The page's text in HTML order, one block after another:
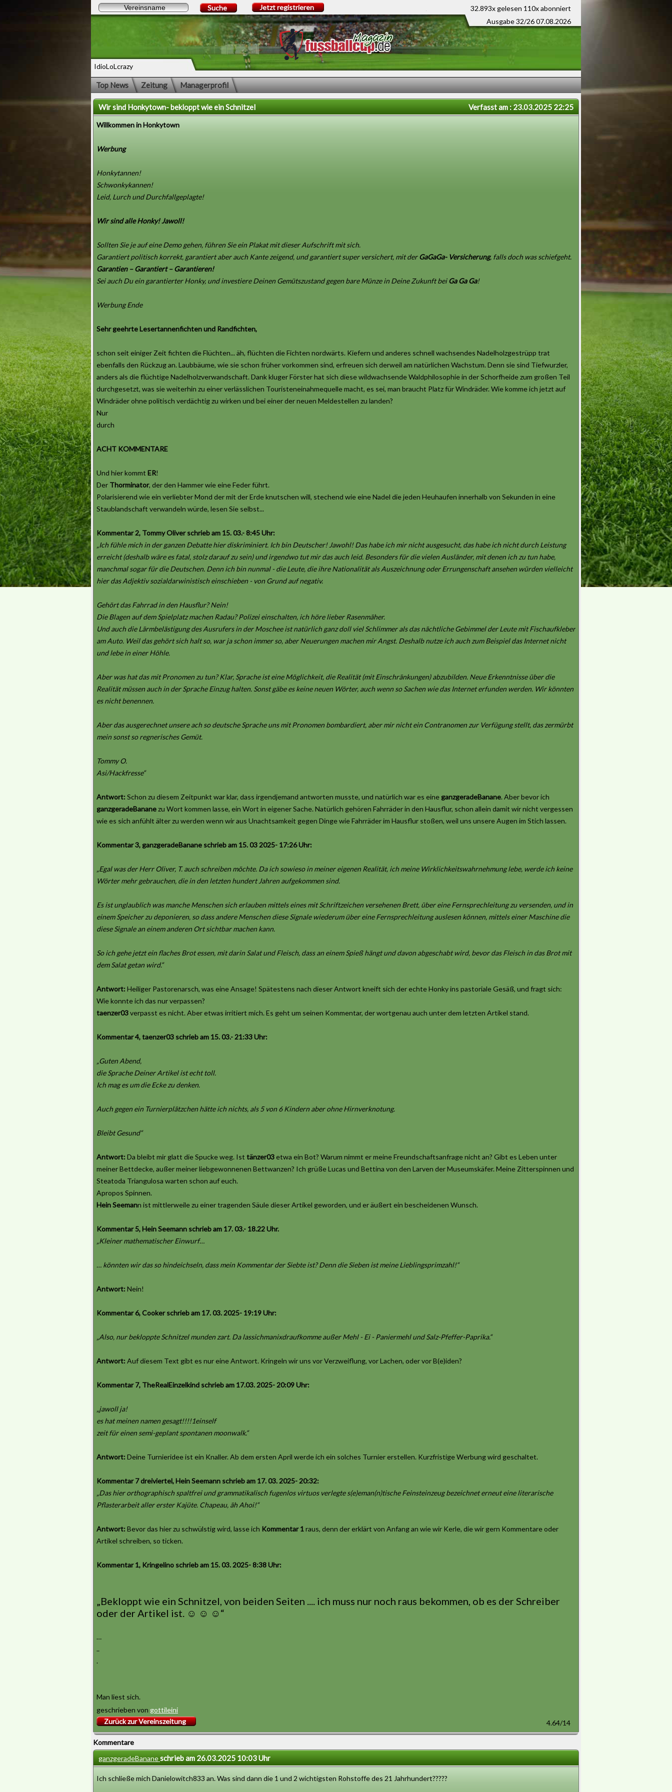
32.893x gelesen 110x abonniert
Ausgabe 32/26 07.08.2026
IdioLoLcrazy
Suche Jetzt registrieren
Top News Zeitung Managerprofil
Wir sind Honkytown- bekloppt wie ein Schnitzel Verfasst am : 23.03.2025 22:25
Willkommen in Honkytown
Werbung
Honkytannen!
Schwonkykannen!
Leid, Lurch und Durchfallgeplagte!
Wir sind alle Honky! Jawoll!
Sollten Sie je auf eine Demo gehen, führen Sie ein Plakat mit dieser Aufschrift mit sich.
Garantiert politisch korrekt, garantiert aber auch Kante zeigend, und garantiert super versichert, mit derGaGaGa- Versicherung, falls doch was schiefgeht.
Garantien – Garantiert – Garantieren!
Sei auch Du ein garantierter Honky, und investiere Deinen Gemütszustand gegen bare Münze in Deine Zukunft beiGa Ga Ga!
Werbung Ende
Sehr geehrte Lesertannenfichten und Randfichten,
schon seit einiger Zeit fichten die Flüchten... äh, flüchten die Fichten nordwärts. Kiefern und anderes schnell wachsendes Nadelholzgestrüpp trat
ebenfalls den Rückzug an. Laubbäume, wie sie schon früher vorkommen sind, erfreuen sich derweil am natürlichen Wachstum. Denn sie sind Tiefwurzler,
anders als die flüchtige Nadelholzverwandschaft. Dank kluger Förster hat sich diese wildwachsende Waldphilosophie in der Schorfheide zum großen Teil
durchgesetzt, was sie weiterhin zu einer verlässlichen Touristeneinahmequelle macht, es sei, man braucht Platz für Windräder. Wie komme ich jetzt auf
Windräder ohne politisch verdächtig zu wirken und bei einer der neuen Meldestellen zu landen?
Nur
durch
ACHT KOMMENTARE
Und hier kommt ER!
Der Thorminator, der den Hammer wie eine Feder führt.
Polarisierend wie ein verliebter Mond der mit der Erde knutschen will, stechend wie eine Nadel die jeden Heuhaufen innerhalb von Sekunden in eine
Staublandschaft verwandeln würde, lesen Sie selbst...
Kommentar 2, Tommy Oliver schrieb am 15. 03.- 8:45 Uhr:
„Ich fühle mich in der ganzen Debatte hier diskriminiert. Ich bin Deutscher! Jawohl! Das habe ich mir nicht ausgesucht, das habe ich nicht durch Leistung
erreicht (deshalb wäre es fatal, stolz darauf zu sein) und irgendwo tut mir das auch leid. Besonders für die vielen Ausländer, mit denen ich zu tun habe,
manchmal sogar für die Deutschen. Denn ich bin nunmal - die Leute, die ihre Nationalität als Auszeichnung oder Errungenschaft ansehen würden vielleicht
hier das Adjektiv sozialdarwinistisch einschieben - von Grund auf negativ.
Gehört das Fahrrad in den Hausflur? Nein!
Die Blagen auf dem Spielplatz machen Radau? Polizei einschalten, ich höre lieber Rasenmäher.
Und auch die Lärmbelästigung des Ausrufers in der Moschee ist natürlich ganz doll viel Schlimmer als das nächtliche Gebimmel der Leute mit Fischaufkleber
am Auto. Weil das gehört sich halt so, war ja schon immer so, aber Neuerungen machen mir Angst. Deshalb nutze ich auch zum Beispiel das Internet nicht
und lebe in einer Höhle.
Aber was hat das mit Pronomen zu tun? Klar, Sprache ist eine Möglichkeit, die Realität (mit Einschränkungen) abzubilden. Neue Erkenntnisse über die
Realität müssen auch in der Sprache Einzug halten. Sonst gäbe es keine neuen Wörter, auch wenn so Sachen wie das Internet erfunden werden. Wir könnten
es nicht benennen.
Aber das ausgerechnet unsere ach so deutsche Sprache uns mit Pronomen bombardiert, aber mir nicht ein Contranomen zur Verfügung stellt, das zermürbt
mein sonst so regnerisches Gemüt.
Tommy O.
Asi/Hackfresse“
Antwort: Schon zu diesem Zeitpunkt war klar, dass irgendjemand antworten musste, und natürlich war es eineganzgeradeBanane. Aber bevor ich
ganzgeradeBananezu Wort kommen lasse, ein Wort in eigener Sache. Natürlich gehören Fahrräder in den Hausflur, schon allein damit wir nicht vergessen
wie es sich anfühlt älter zu werden wenn wir aus Unachtsamkeit gegen Dinge wie Fahrräder im Hausflur stoßen, weil uns unsere Augen im Stich lassen.
Kommentar 3, ganzgeradeBanane schrieb am 15. 03 2025- 17:26 Uhr:
„Egal was der Herr Oliver, T. auch schreiben möchte. Da ich sowieso in meiner eigenen Realität, ich meine Wirklichkeitswahrnehmung lebe, werde ich keine
Wörter mehr gebrauchen, die in den letzten hundert Jahren aufgekommen sind.
Es ist unglaublich was manche Menschen sich erlauben mittels eines mit Schriftzeichen versehenen Brett, über eine Fernsprechleitung zu versenden, und in
einem Speicher zu deponieren, so dass andere Menschen diese Signale wiederum über eine Fernsprechleitung auslesen können, mittels einer Maschine die
diese Signale an einem anderen Ort sichtbar machen kann.
So ich gehe jetzt ein flaches Brot essen, mit darin Salat und Fleisch, dass an einem Spieß hängt und davon abgeschabt wird, bevor das Fleisch in das Brot mit
dem Salat getan wird.“
Antwort: Heiliger Pastorenarsch, was eine Ansage! Spätestens nach dieser Antwort kneift sich der echte Honky ins pastoriale Gesäß, und fragt sich:
Wie konnte ich das nur verpassen?
taenzer03verpasst es nicht. Aber etwas irritiert mich. Es geht um seinen Kommentar, der wortgenau auch unter dem letzten Artikel stand.
Kommentar 4, taenzer03 schrieb am 15. 03.- 21:33 Uhr:
„Guten Abend,
die Sprache Deiner Artikel ist echt toll.
Ich mag es um die Ecke zu denken.
Auch gegen ein Turnierplätzchen hätte ich nichts, als 5 von 6 Kindern aber ohne Hirnverknotung.
Bleibt Gesund“
Antwort: Da bleibt mir glatt die Spucke weg. Ist tänzer03etwa ein Bot? Warum nimmt er meine Freundschaftsanfrage nicht an? Gibt es Leben unter
meiner Bettdecke, außer meiner liebgewonnenen Bettwanzen? Ich grüße Lucas und Bettina von den Larven der Museumskäfer. Meine Zitterspinnen und
Steatoda Triangulosa warten schon auf euch.
Apropos Spinnen.
Hein Seemann ist mittlerweile zu einer tragenden Säule dieser Artikel geworden, und er äußert ein bescheidenen Wunsch.
Kommentar 5, Hein Seemann schrieb am 17. 03.- 18.22 Uhr.
„Kleiner mathematischer Einwurf…
… könnten wir das so hindeichseln, dass mein Kommentar der Siebte ist? Denn die Sieben ist meine Lieblingsprimzahl!“
Antwort: Nein!
Kommentar 6, Cooker schrieb am 17. 03. 2025- 19:19 Uhr:
„Also, nur bekloppte Schnitzel munden zart. Da lassichmanixdraufkomme außer Mehl - Ei - Paniermehl und Salz-Pfeffer-Paprika.“
Antwort: Auf diesem Text gibt es nur eine Antwort. Kringeln wir uns vor Verzweiflung, vor Lachen, oder vor B(e)iden?
Kommentar 7, TheRealEinzelkind schrieb am 17.03. 2025- 20:09 Uhr:
„jawoll ja!
es hat meinen namen gesagt!!!!1einself
zeit für einen semi-geplant spontanen moonwalk.“
Antwort: Deine Turnieridee ist ein Knaller. Ab dem ersten April werde ich ein solches Turnier erstellen. Kurzfristige Werbung wird geschaltet.
Kommentar 7 dreiviertel, Hein Seemann schrieb am 17. 03. 2025- 20:32:
„Das hier orthographisch spaltfrei und grammatikalisch fugenlos virtuos verlegte s(e)eman(n)tische Feinsteinzeug bezeichnet erneut eine literarische
Pflasterarbeit aller erster Kajüte. Chapeau, äh Ahoi!“
Antwort: Bevor das hier zu schwülstig wird, lasse ich Kommentar 1raus, denn der erklärt von Anfang an wie wir Kerle, die wir gern Kommentare oder
Artikel schreiben, so ticken.
Kommentar 1, Kringelino schrieb am 15. 03. 2025- 8:38 Uhr:
„Bekloppt wie ein Schnitzel, von beiden Seiten .... ich muss nur noch raus bekommen, ob es der Schreiber
oder der Artikel ist. ☺ ☺ ☺“
…
..
.
Man liest sich.
geschrieben von gottileini
Zurück zur Vereinszeitung
4.64/14
Kommentare
ganzgeradeBananeschrieb am 26.03.2025 10:03 Uhr
Ich schließe mich Danielowitch833 an. Was sind dann die 1 und 2 wichtigsten Rohstoffe des 21 Jahrhundert?????